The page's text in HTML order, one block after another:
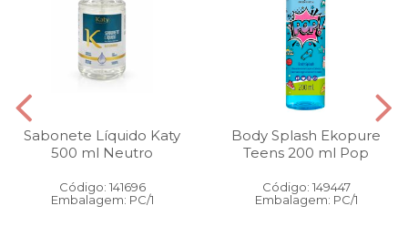
Sabonete Líquido Katy
500 ml Neutro
Código: 141696
Embalagem: PC/1
Body Splash Ekopure
Teens 200 ml Pop
Código: 149447
Embalagem: PC/1